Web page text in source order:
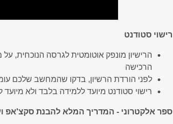
רישוי סטודנט
הרישיון מונפק אוטומטית לגרסה הנוכחית,
הרכישה
לפני הורדת הרשיון, בדקו שהמחשב שלכם
רישוי סטודנט מיועד ללמידה בלבד ולא
ספר אלקטרוני - המדריך המלא להבנת סקצ'אפ